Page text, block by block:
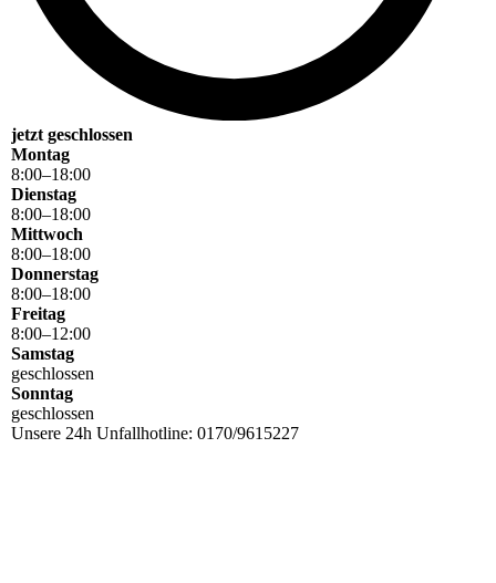
jetzt geschlossen
Montag
8:00–18:00
Dienstag
8:00–18:00
Mittwoch
8:00–18:00
Donnerstag
8:00–18:00
Freitag
8:00–12:00
Samstag
geschlossen
Sonntag
geschlossen
Unsere 24h Unfallhotline: 0170/9615227